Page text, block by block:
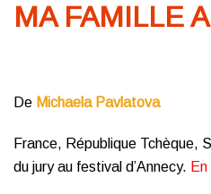
MA FAMILLE
De Michaela Pavlatova
France, République Tchèque,
du jury au festival d’Annecy.